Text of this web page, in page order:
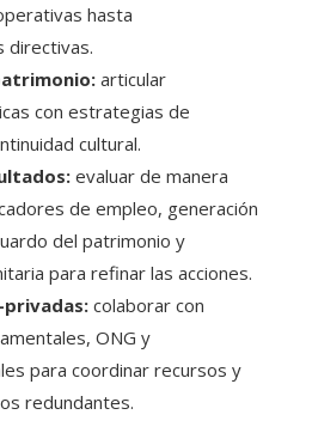
hasta
directivas.
articular
con estrategias de
cultural.
evaluar de manera
de empleo, generación
del patrimonio y
para refinar las acciones.
privadas: colaborar con
ONG y
para coordinar recursos y
redundantes.